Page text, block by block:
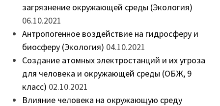
загрязнение окружающей среды (Экология)
06.10.2021
Антропогенное воздействие на гидросферу и
биосферу (Экология) 04.10.2021
Создание атомных электростанций и их угроза
для человека и окружающей среды (ОБЖ, 9
класс) 02.10.2021
Влияние человека на окружающую среду